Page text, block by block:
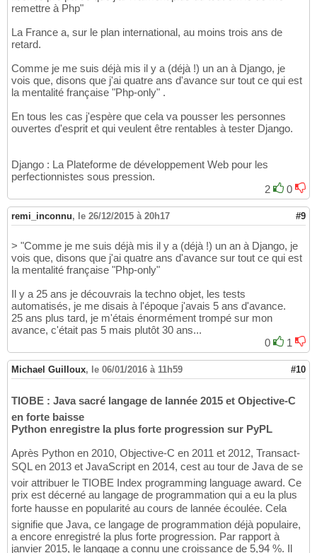
remettre à Php"
La France a, sur le plan international, au moins trois ans de
retard.
Comme je me suis déjà mis il y a (déjà !) un an à Django, je
vois que, disons que j'ai quatre ans d'avance sur tout ce qui est
la mentalité française "Php-only" .
En tous les cas j'espère que cela va pousser les personnes
ouvertes d'esprit et qui veulent être rentables à tester Django.
Django : La Plateforme de développement Web pour les
perfectionnistes sous pression.
2
0
remi_inconnu, le 26/12/2015 à 20h17 #9
> "Comme je me suis déjà mis il y a (déjà !) un an à Django, je
vois que, disons que j'ai quatre ans d'avance sur tout ce qui est
la mentalité française "Php-only"
Il y a 25 ans je découvrais la techno objet, les tests
automatisés, je me disais à l'époque j'avais 5 ans d'avance.
25 ans plus tard, je m'étais énormément trompé sur mon
avance, c'était pas 5 mais plutôt 30 ans...
0
1
Michael Guilloux, le 06/01/2016 à 11h59 #10
TIOBE : Java sacré langage de lannée 2015 et Objective-C
en forte baisse
Python enregistre la plus forte progression sur PyPL
Après Python en 2010, Objective-C en 2011 et 2012, Transact-
SQL en 2013 et JavaScript en 2014, cest au tour de Java de se
voir attribuer le TIOBE Index programming language award. Ce
prix est décerné au langage de programmation qui a eu la plus
forte hausse en popularité au cours de lannée écoulée. Cela
signifie que Java, ce langage de programmation déjà populaire,
a encore enregistré la plus forte progression. Par rapport à
janvier 2015, le langage a connu une croissance de 5,94 %. Il